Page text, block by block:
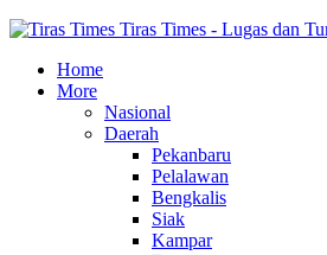
Tiras Times - Lugas dan
Home
More
Nasional
Daerah
Pekanbaru
Pelalawan
Bengkalis
Siak
Kampar